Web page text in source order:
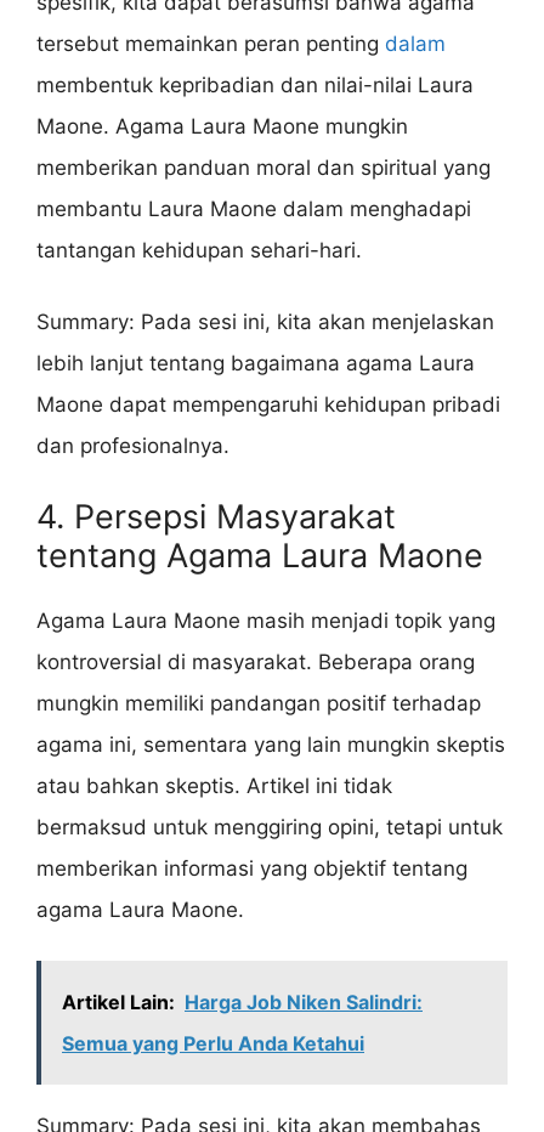
tersebut memainkan peran penting dalam
membentuk kepribadian dan nilai-nilai Laura
Maone. Agama Laura Maone mungkin
memberikan panduan moral dan spiritual yang
membantu Laura Maone dalam menghadapi
tantangan kehidupan sehari-hari.
Summary: Pada sesi ini, kita akan menjelaskan
lebih lanjut tentang bagaimana agama Laura
Maone dapat mempengaruhi kehidupan pribadi
dan profesionalnya.
4. Persepsi Masyarakat
tentang Agama Laura Maone
Agama Laura Maone masih menjadi topik yang
kontroversial di masyarakat. Beberapa orang
mungkin memiliki pandangan positif terhadap
agama ini, sementara yang lain mungkin skeptis
atau bahkan skeptis. Artikel ini tidak
bermaksud untuk menggiring opini, tetapi untuk
memberikan informasi yang objektif tentang
agama Laura Maone.
Artikel Lain: Harga Job Niken Salindri:
Semua yang Perlu Anda Ketahui
Summary: Pada sesi ini, kita akan membahas